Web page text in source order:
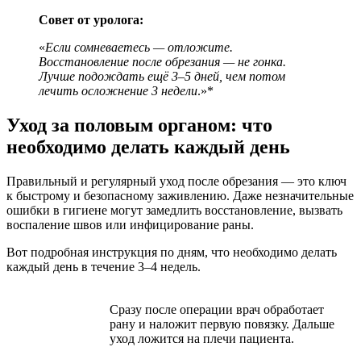
Совет от уролога:
«Если сомневаетесь — отложите.
Восстановление после обрезания — не гонка.
Лучше подождать ещё 3–5 дней, чем потом
лечить осложнение 3 недели.»*
Уход за половым органом: что
необходимо делать каждый день
Правильный и регулярный уход после обрезания — это ключ
к быстрому и безопасному заживлению. Даже незначительные
ошибки в гигиене могут замедлить восстановление, вызвать
воспаление швов или инфицирование раны.
Вот подробная инструкция по дням, что необходимо делать
каждый день в течение 3–4 недель.
Сразу после операции врач обработает
рану и наложит первую повязку. Дальше
уход ложится на плечи пациента.